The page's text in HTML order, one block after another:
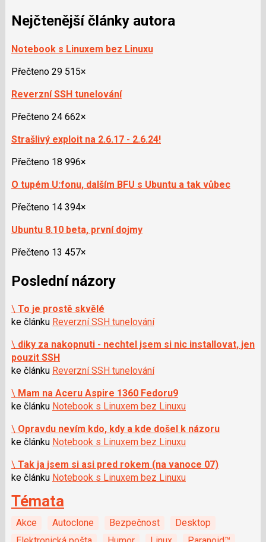
Nejčtenější články autora
Notebook s Linuxem bez Linuxu
Přečteno 29 515×
Reverzní SSH tunelování
Přečteno 24 662×
Strašlivý exploit na 2.6.17 - 2.6.24!
Přečteno 18 996×
O tupém U:fonu, dalším BFU s Ubuntu a tak vůbec
Přečteno 14 394×
Ubuntu 8.10 beta, první dojmy
Přečteno 13 457×
Poslední názory
\ To je prostě skvělé
ke článku Reverzní SSH tunelování
\ diky za nakopnuti - nechtel jsem si nic installovat, jen
pouzit SSH
ke článku Reverzní SSH tunelování
\ Mam na Aceru Aspire 1360 Fedoru9
ke článku Notebook s Linuxem bez Linuxu
\ Opravdu nevím kdo, kdy a kde došel k názoru
ke článku Notebook s Linuxem bez Linuxu
\ Tak ja jsem si asi pred rokem (na vanoce 07)
ke článku Notebook s Linuxem bez Linuxu
Témata
Akce Autoclone Bezpečnost
Desktop